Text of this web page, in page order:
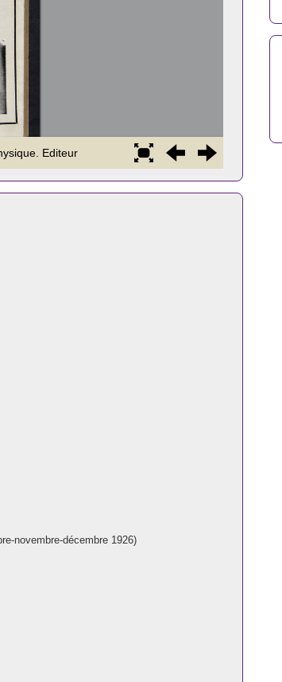
novembre-décembre 1926)